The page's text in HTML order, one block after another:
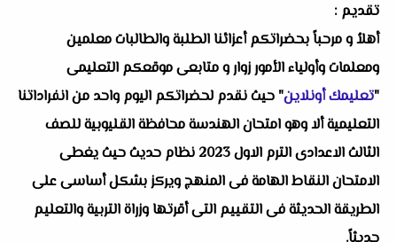
تقديم :
أهلاُ و مرحباً بحضراتكم أعزائنا الطلبة والطالبات معلمين
ومعلمات وأولياء الأمور زوار و متابعى موقعكم التعليمى
"تعليمك أونلاين" حيث نقدم لحضراتكم اليوم واحد من انفراداتنا
التعليمية ألا وهوامتحان الهندسة محافظة القليوبية للصف
الثالث الاعدادى الترم الاول 2023
نظام حديث حيث يغطى
الامتحان النقاط الهامة فى المنهج ويركز بشكل أساسى على
الطريقة الحديثة فى التقييم التى أقرتها وزراة التربية والتعليم